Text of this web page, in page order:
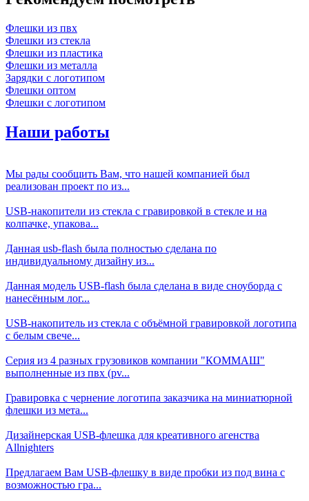
Флешки из пвх
Флешки из стекла
Флешки из пластика
Флешки из металла
Зарядки с логотипом
Флешки оптом
Флешки с логотипом
Наши работы
Мы рады сообщить Вам, что нашей компанией был
реализован проект по из...
USB-накопители из стекла с гравировкой в стекле и на
колпачке, упакова...
Данная usb-flash была полностью сделана по
индивидуальному дизайну из...
Данная модель USB-flash была сделана в виде сноуборда с
нанесённым лог...
USB-накопитель из стекла с объёмной гравировкой логотипа
с белым свече...
Серия из 4 разных грузовиков компании "КОММАШ"
выполненные из пвх (pv...
Гравировка с чернение логотипа заказчика на миниатюрной
флешки из мета...
Дизайнерская USB-флешка для креативного агенства
Allnighters
Предлагаем Вам USB-флешку в виде пробки из под вина с
возможностью гра...